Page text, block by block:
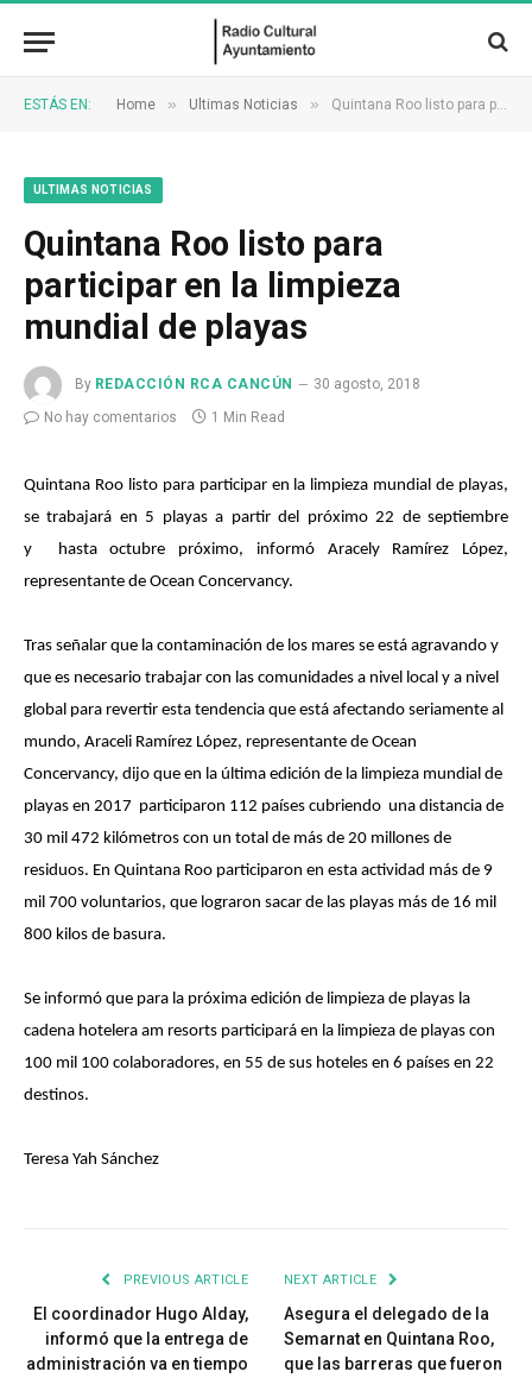
ESTÁS EN: Home » Ultimas Noticias » Quintana Roo listo para participar en la limpieza mundial de playas
ULTIMAS NOTICIAS
Quintana Roo listo para
participar en la limpieza
mundial de playas
By REDACCIÓN RCA CANCÚN
30 agosto, 2018
No hay comentarios
1 Min Read
Quintana Roo listo para participar en la limpieza mundial de playas,
se trabajará en 5 playas a partir del próximo 22 de septiembre
y hasta octubre próximo, informó Aracely Ramírez López,
representante de Ocean Concervancy.
Tras señalar que la contaminación de los mares se está agravando y
que es necesario trabajar con las comunidades a nivel local y a nivel
global para revertir esta tendencia que está afectando seriamente al
mundo, Araceli Ramírez López, representante de Ocean
Concervancy, dijo que en la última edición de la limpieza mundial de
playas en 2017 participaron 112 países cubriendo una distancia de
30 mil 472 kilómetros con un total de más de 20 millones de
residuos. En Quintana Roo participaron en esta actividad más de 9
mil 700 voluntarios, que lograron sacar de las playas más de 16 mil
800 kilos de basura.
Se informó que para la próxima edición de limpieza de playas la
cadena hotelera am resorts participará en la limpieza de playas con
100 mil 100 colaboradores, en 55 de sus hoteles en 6 países en 22
destinos.
Teresa Yah Sánchez
PREVIOUS ARTICLE
El coordinador Hugo Alday,
informó que la entrega de
administración va en tiempo
NEXT ARTICLE
Asegura el delegado de la
Semarnat en Quintana Roo,
que las barreras que fueron